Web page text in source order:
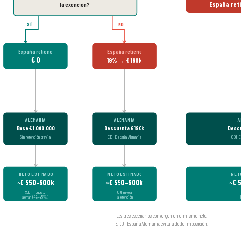
la exención?
SÍ NO
España retiene
€ 0
España retiene
19% → € 190k
España
ALEMANIA
Base € 1.000.000
Sin retención previa
ALEMANIA
Descuenta € 190k
CDI España-Alemania CDI
NETO ESTIMADO
~€ 550–600k
Solo impuesto
alemán (42–45%)
NETO ESTIMADO
~€ 550–600k
CDI nivela
la retención
~€
Los tres escenarios convergen en el mismo neto.
El CDI España-Alemania evita la doble imposición.